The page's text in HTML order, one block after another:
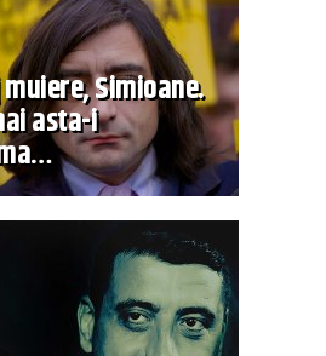
Simioane.
asta-i